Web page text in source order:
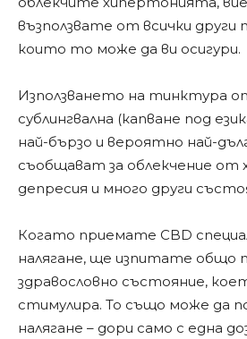
възползвате от всички други
които то може да ви осигури.
Използването на тинктура
сублингвална (капване под
най-бързо и вероятно най-
съобщават за облекчение от
депресия и много други
Когато приемате CBD
налягане, ще изпитате общо
здравословно състояние,
стимулира. То също може да
налягане – дори само с една